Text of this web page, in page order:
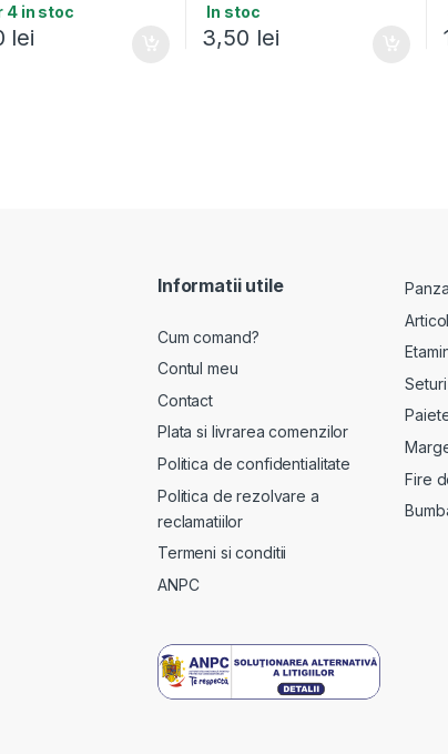
4 in stoc
lei
In stoc
3,50 lei
Informatii utile
Cum comand?
Contul meu
Contact
Plata si livrarea comenzilor
Politica de confidentialitate
Politica de rezolvare a
reclamatiilor
Termeni si conditii
ANPC
Fire